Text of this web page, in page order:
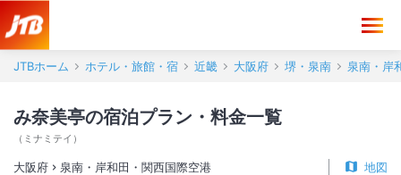
JTBホーム ホテル・旅館・宿 近畿 大阪府 堺・泉南 泉南・岸
み奈美亭の宿泊プラン・料金一覧
（ ミナミテイ ）
大阪府 泉南・岸和田・関西国際空港 地図